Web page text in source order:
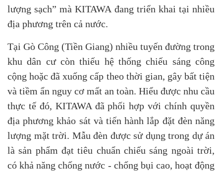
lượng sạch” mà KITAWA đang triển khai tại nhiều
địa phương trên cả nước.
Tại Gò Công (Tiền Giang) nhiều tuyến đường trong
khu dân cư còn thiếu hệ thống chiếu sáng công
cộng hoặc đã xuống cấp theo thời gian, gây bất tiện
và tiềm ẩn nguy cơ mất an toàn. Hiểu được nhu cầu
thực tế đó, KITAWA đã phối hợp với chính quyền
địa phương khảo sát và tiến hành lắp đặt đèn năng
lượng mặt trời. Mẫu đèn được sử dụng trong dự án
là sản phẩm đạt tiêu chuẩn chiếu sáng ngoài trời,
có khả năng chống nước - chống bụi cao, hoạt động